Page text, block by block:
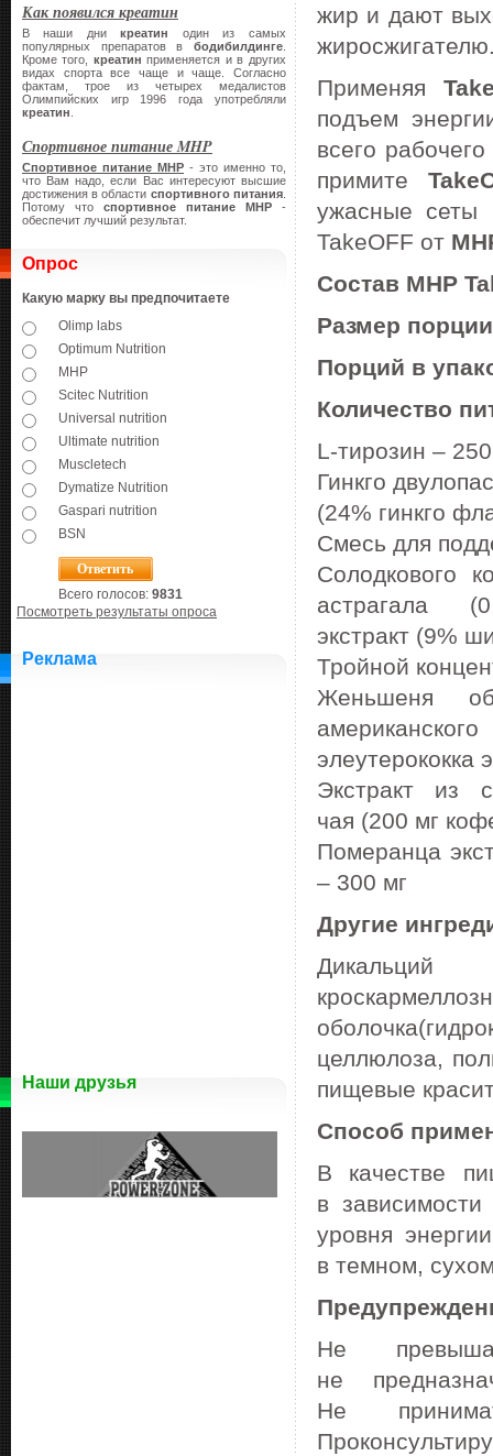
Как появился креатин
В наши дникреатин
один из самых
популярных препаратов в бодибилдинге
Кроме того, креатин применяется и в других
видах спорта все чаще и чаще. Согласно
фактам, трое из четырех медалистов
Олимпийских игр 1996 года употребляли
креатин
Спортивное питание MHP
Спортивное питание MHP - это именно то,
что Вам надо, если Вас интересуют высшие
достижения в области спортивного питания
Потому что спортивное питание MHP -
обеспечит лучший результат.
Опрос
Какую марку вы предпочитаете
Olimp labs
Optimum Nutrition
MHP
Scitec Nutrition
Universal nutrition
Ultimate nutrition
Muscletech
Dymatize Nutrition
Gaspari nutrition
BSN
Всего голосов: 9831
Посмотреть результаты опроса
Реклама
Наши друзья
жир и дают
Применяя
подъем
всего
примите
ужасные сеты
TakeOFF от
Состав MHP
Размер
Порций в
Количество
L-тирозин –
Гинкго
(24% гинкго
Смесь для
Солодкового
астрагала
(0
экстракт (9%
Тройной
Женьшеня
элеутерококка
Экстракт из
чая (200 мг
Померанца
– 300 мг
Другие
Дикальций
оболочка
целлюлоза,
пищевые
Способ
В качестве
в
уровня
в темном,
Не
не
Не